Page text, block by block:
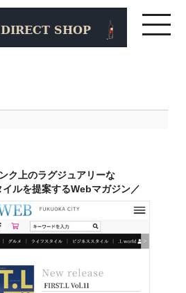
ク上のラグジュアリーな
イルを提案するWebマガジン／